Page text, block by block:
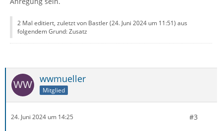
2 Mal editiert, zuletzt von Bastler (24. Juni 2024 um 11:51) aus
folgendem Grund: Zusatz
wwmueller
Mitglied
24. Juni 2024 um 14:25 #3